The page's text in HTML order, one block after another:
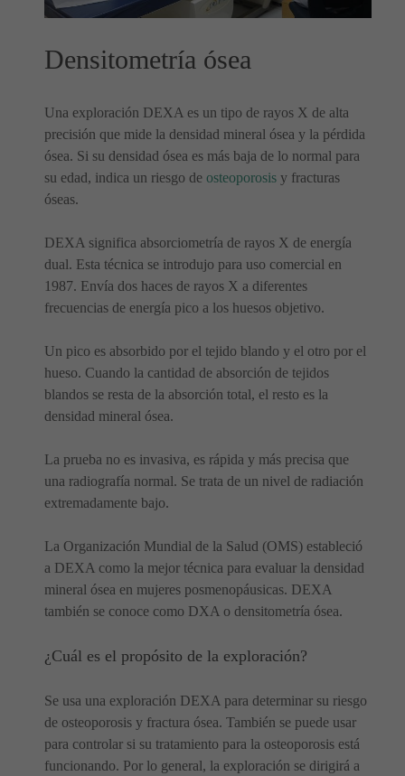
Densitometría ósea
Una exploración DEXA es un tipo de rayos X de alta
precisión que mide la densidad mineral ósea y la pérdida
ósea. Si su densidad ósea es más baja de lo normal para
su edad, indica un riesgo de osteoporosis y fracturas
óseas.
DEXA significa absorciometría de rayos X de energía
dual. Esta técnica se introdujo para uso comercial en
1987. Envía dos haces de rayos X a diferentes
frecuencias de energía pico a los huesos objetivo.
Un pico es absorbido por el tejido blando y el otro por el
hueso. Cuando la cantidad de absorción de tejidos
blandos se resta de la absorción total, el resto es la
densidad mineral ósea.
La prueba no es invasiva, es rápida y más precisa que
una radiografía normal. Se trata de un nivel de radiación
extremadamente bajo.
La Organización Mundial de la Salud (OMS) estableció
a DEXA como la mejor técnica para evaluar la densidad
mineral ósea en mujeres posmenopáusicas. DEXA
también se conoce como DXA o densitometría ósea.
¿Cuál es el propósito de la exploración?
Se usa una exploración DEXA para determinar su riesgo
de osteoporosis y fractura ósea. También se puede usar
para controlar si su tratamiento para la osteoporosis está
funcionando. Por lo general, la exploración se dirigirá a